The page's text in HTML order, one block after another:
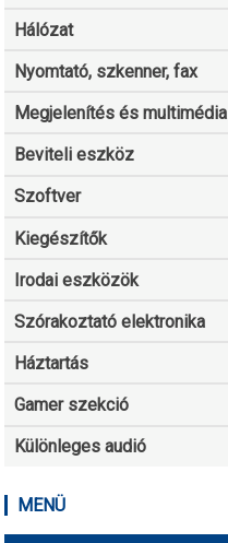
Hálózat
Nyomtató, szkenner, fax
Megjelenítés és multimédia
Beviteli eszköz
Szoftver
Kiegészítők
Irodai eszközök
Szórakoztató elektronika
Háztartás
Gamer szekció
Különleges audió
MENÜ